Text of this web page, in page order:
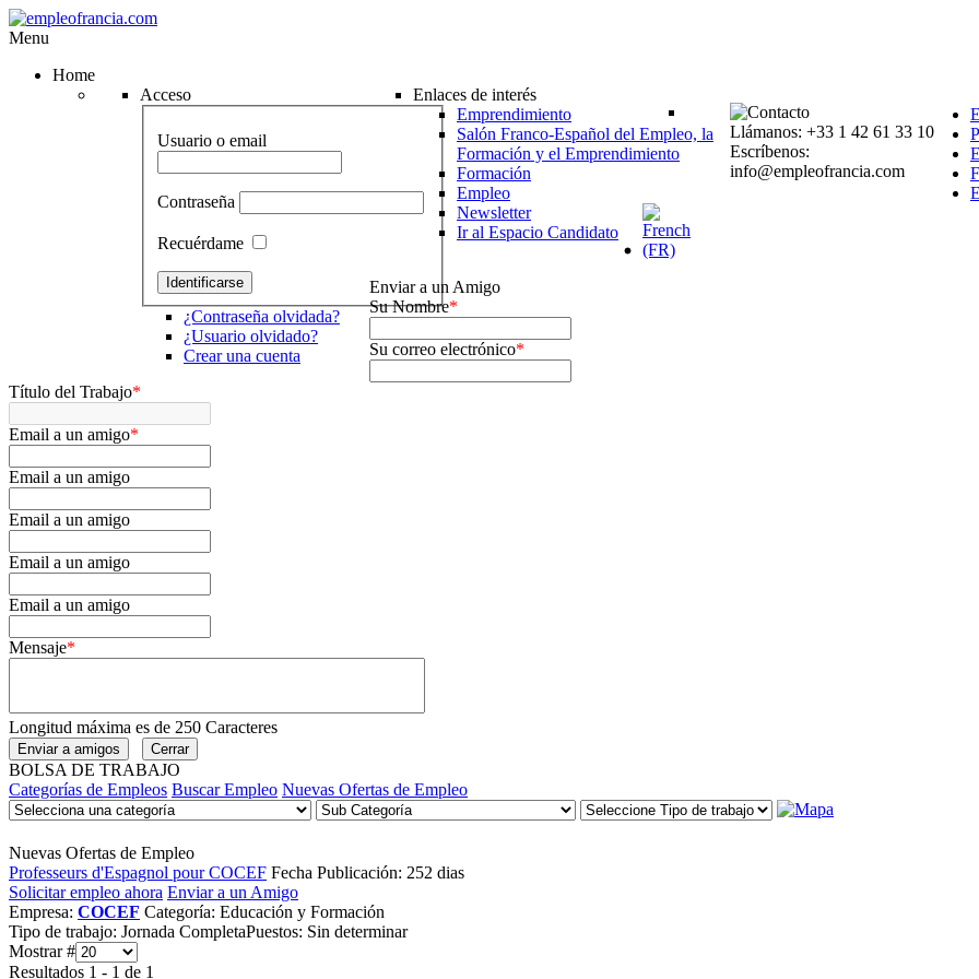
Menu
Home
Acceso
Usuario o email
Contraseña
Recuérdame
¿Contraseña olvidada?
¿Usuario olvidado?
Crear una cuenta
Enlaces de interés
Emprendimiento
Salón Franco-Español del Empleo, la
Formación y el Emprendimiento
Formación
Empleo
Newsletter
Ir al Espacio Candidato
Llámanos: +33 1 42 61 33 10
Escríbenos:
info@empleofrancia.com
Enviar a un Amigo
Su Nombre*
Su correo electrónico*
Título del Trabajo*
Email a un amigo*
Email a un amigo
Email a un amigo
Email a un amigo
Email a un amigo
Mensaje*
Longitud máxima es de 250 Caracteres
BOLSA DE TRABAJO
Categorías de Empleos Buscar Empleo Nuevas Ofertas de Empleo
Nuevas Ofertas de Empleo
Professeurs d'Espagnol pour COCEF Fecha Publicación: 252 dias
Solicitar empleo ahora Enviar a un Amigo
Empresa: COCEF Categoría: Educación y Formación
Tipo de trabajo: Jornada CompletaPuestos: Sin determinar
Mostrar #
Resultados 1 - 1 de 1